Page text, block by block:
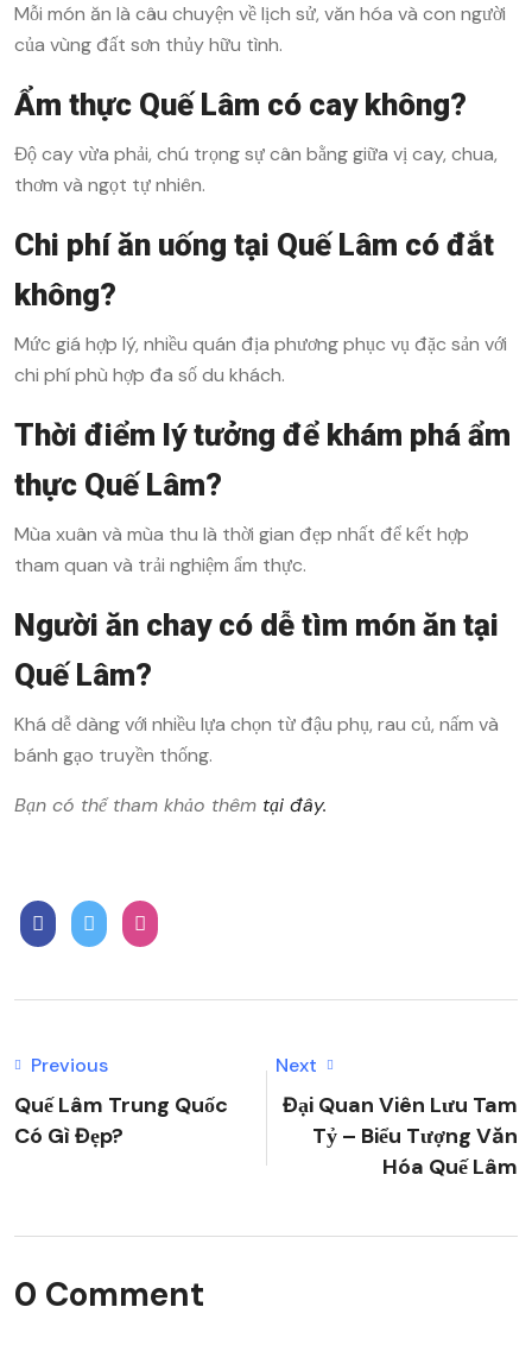
Mỗi món ăn là câu chuyện về lịch sử, văn hóa và con người
của vùng đất sơn thủy hữu tình.
Ẩm thực Quế Lâm có cay không?
Độ cay vừa phải, chú trọng sự cân bằng giữa vị cay, chua,
thơm và ngọt tự nhiên.
Chi phí ăn uống tại Quế Lâm có đắt
không?
Mức giá hợp lý, nhiều quán địa phương phục vụ đặc sản với
chi phí phù hợp đa số du khách.
Thời điểm lý tưởng để khám phá ẩm
thực Quế Lâm?
Mùa xuân và mùa thu là thời gian đẹp nhất để kết hợp
tham quan và trải nghiệm ẩm thực.
Người ăn chay có dễ tìm món ăn tại
Quế Lâm?
Khá dễ dàng với nhiều lựa chọn từ đậu phụ, rau củ, nấm và
bánh gạo truyền thống.
Bạn có thể tham khảo thêm tại đây.
Previous
Quế Lâm Trung Quốc
Có Gì Đẹp?
Next
Đại Quan Viên Lưu Tam
Tỷ – Biểu Tượng Văn
Hóa Quế Lâm
0 Comment